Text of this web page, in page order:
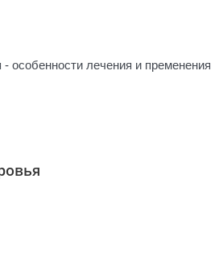
- особенности лечения и пременения